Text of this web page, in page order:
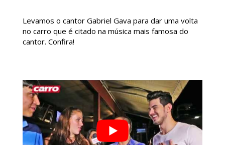
Levamos o cantor Gabriel Gava para dar uma volta
no carro que é citado na música mais famosa do
cantor. Confira!